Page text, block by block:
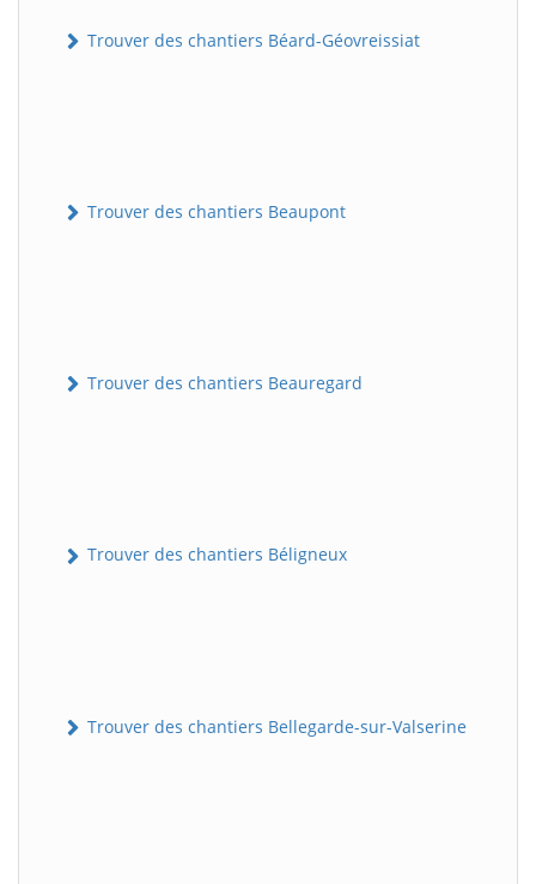
Trouver des chantiers Béard-Géovreissiat
Trouver des chantiers Beaupont
Trouver des chantiers Beauregard
Trouver des chantiers Béligneux
Trouver des chantiers Bellegarde-sur-Valserine